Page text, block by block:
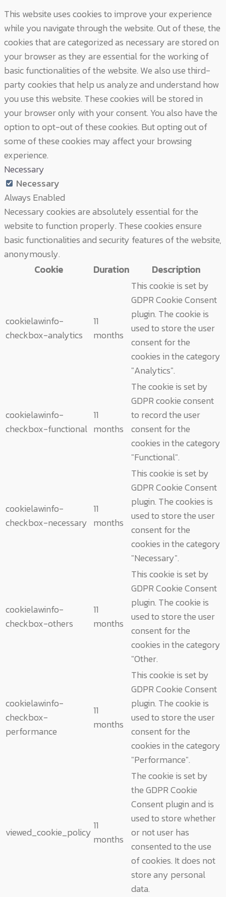
This website uses cookies to improve your experience
while you navigate through the website. Out of these, the
cookies that are categorized as necessary are stored on
your browser as they are essential for the working of
basic functionalities of the website. We also use third-
party cookies that help us analyze and understand how
you use this website. These cookies will be stored in
your browser only with your consent. You also have the
option to opt-out of these cookies. But opting out of
some of these cookies may affect your browsing
experience.
Necessary
Necessary
Always Enabled
Necessary cookies are absolutely essential for the
website to function properly. These cookies ensure
basic functionalities and security features of the website,
anonymously.
Cookie
Duration Description
cookielawinfo-
checkbox-analytics
11
months
This cookie is set by
GDPR Cookie Consent
plugin. The cookie is
used to store the user
consent for the
cookies in the category
"Analytics".
cookielawinfo-
checkbox-functional
11
months
The cookie is set by
GDPR cookie consent
to record the user
consent for the
cookies in the category
"Functional".
cookielawinfo-
checkbox-necessary
11
months
This cookie is set by
GDPR Cookie Consent
plugin. The cookies is
used to store the user
consent for the
cookies in the category
"Necessary".
cookielawinfo-
checkbox-others
11
months
This cookie is set by
GDPR Cookie Consent
plugin. The cookie is
used to store the user
consent for the
cookies in the category
"Other.
cookielawinfo-
checkbox-
performance
11
months
This cookie is set by
GDPR Cookie Consent
plugin. The cookie is
used to store the user
consent for the
cookies in the category
"Performance".
viewed_cookie_policy
11
months
The cookie is set by
the GDPR Cookie
Consent plugin and is
used to store whether
or not user has
consented to the use
of cookies. It does not
store any personal
data.